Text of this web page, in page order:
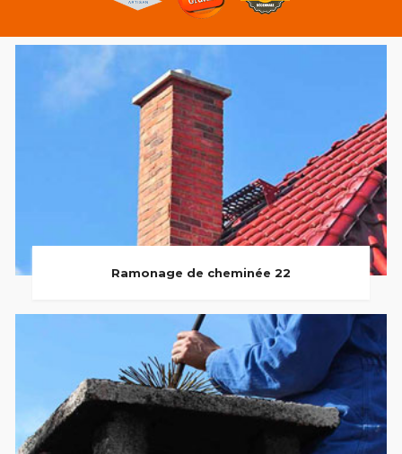
Ramonage de cheminée 22